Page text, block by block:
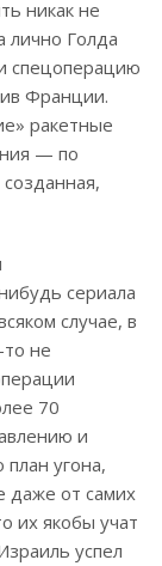
никак не
лично Голда
спецоперацию
Франции.
ракетные
— по
сериала
случае, в
то не
70
и
угона,
даже от самих
их якобы учат
успел